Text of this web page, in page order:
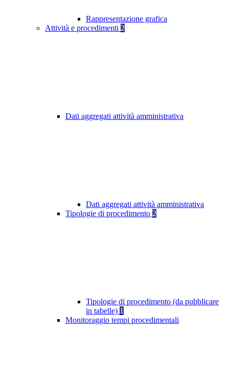
Rappresentazione grafica
Attività e procedimenti 2
Dati aggregati attività amministrativa
Dati aggregati attività amministrativa
Tipologie di procedimento 2
Tipologie di procedimento (da pubblicare
in tabelle) 1
Monitoraggio tempi procedimentali